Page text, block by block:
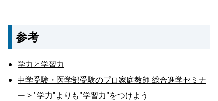
参考
学力と学習力
中学受験・医学部受験のプロ家庭教師 総合進学セミナ
ー > "学力"よりも"学習力"をつけよう